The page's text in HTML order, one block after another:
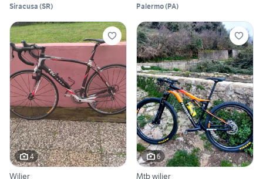
Siracusa (SR) Palermo(PA)
4
Wilier
6
Mtb wilier